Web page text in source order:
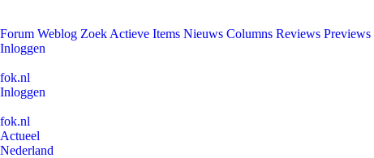
Forum Weblog Zoek Actieve Items Nieuws Columns Reviews Previews
Inloggen
fok.nl
Inloggen
fok.nl
Actueel
Nederland